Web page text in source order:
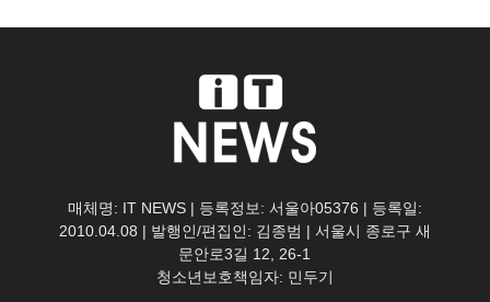
매체명: IT NEWS | 등록정보: 서울아05376 | 등록일:
2010.04.08 | 발행인/편집인: 김종범 | 서울시 종로구 새
문안로3길 12, 26-1
청소년보호책임자: 민두기